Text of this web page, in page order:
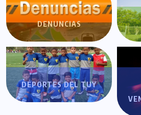
DENUNCIAS
DEPORTES DEL TUY